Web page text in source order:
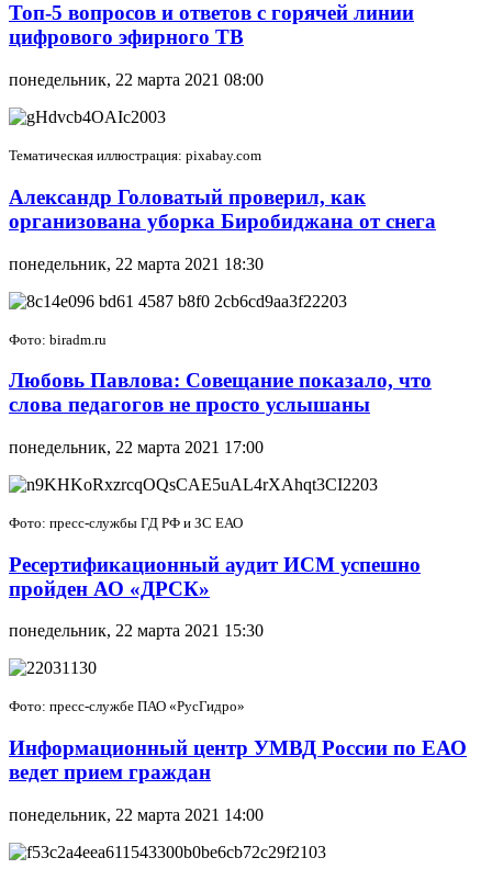
Топ-5 вопросов и ответов с горячей линии
цифрового эфирного ТВ
понедельник, 22 марта 2021 08:00
Тематическая иллюстрация: pixabay.com
Александр Головатый проверил, как
организована уборка Биробиджана от снега
понедельник, 22 марта 2021 18:30
Фото: biradm.ru
Любовь Павлова: Совещание показало, что
слова педагогов не просто услышаны
понедельник, 22 марта 2021 17:00
Фото: пресс-службы ГД РФ и ЗС ЕАО
Ресертификационный аудит ИСМ успешно
пройден АО «ДРСК»
понедельник, 22 марта 2021 15:30
Фото: пресс-службе ПАО «РусГидро»
Информационный центр УМВД России по ЕАО
ведет прием граждан
понедельник, 22 марта 2021 14:00